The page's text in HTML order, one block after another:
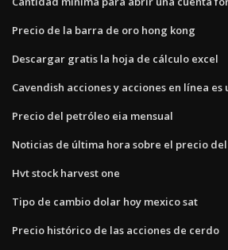
Precio de la barra de oro hong kong
Descargar gratis la hoja de cálculo excel
Cavendish acciones y acciones en línea es
Precio del petróleo eia mensual
Noticias de última hora sobre el precio
Hvt stock harvest one
Tipo de cambio dolar hoy mexico sat
Precio histórico de las acciones de cerdo